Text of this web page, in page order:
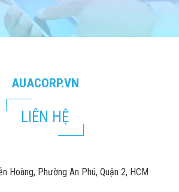
AUACORP.VN
LIÊN HỆ
Hoàng, Phường An Phú, Quận 2, HCM